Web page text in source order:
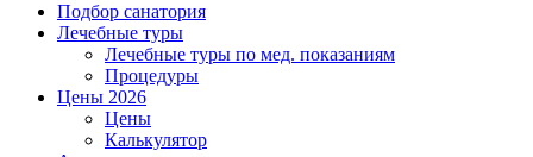
Подбор санатория
Лечебные туры
Лечебные туры по мед. показаниям
Процедуры
Цены 2026
Цены
Калькулятор